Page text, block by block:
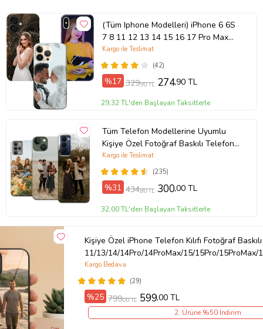
(Tüm Iphone Modelleri) iPhone 6 6S
7 8 11 12 13 14 15 16 17 Pro Max
Plus Mini Kişiye Özel Resimli
Fotoğraflı Kılıf(42)
Kargo ile Teslimat
%17 329,90 TL 274,90 TL
29,32 TL'den Başlayan Taksitlerle
Tüm Telefon Modellerine Uyumlu
Kişiye Özel Fotoğraf Baskılı Telefon
Kılıfı
(235)
Kargo ile Teslimat
%31 434,80 TL 300,00 TL
32,00 TL'den Başlayan Taksitlerle
Kişiye Özel iPhone Telefon Kılıfı Fotoğraf Baskılı
11/13/14/14Pro/14ProMax/15/15Pro/
(29)
Kargo Bedava
%25 799,00 TL 599,00 TL
2. Ürüne %50 İndirim